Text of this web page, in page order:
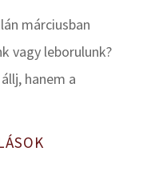
márciusban
vagy leborulunk?
hanem a